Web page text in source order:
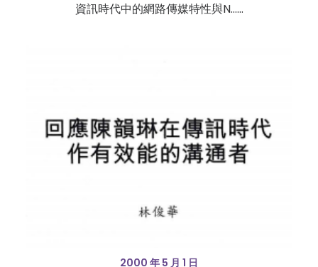
資訊時代中的網路傳媒特性與N……
2000 年 5 月 1 日